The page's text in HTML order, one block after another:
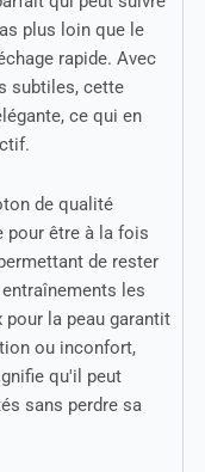
plus loin que le
rapide. Avec
subtiles, cette
ce qui en
de qualité
pour être à la fois
de rester
les
la peau garantit
ou inconfort,
qu'il peut
sans perdre sa